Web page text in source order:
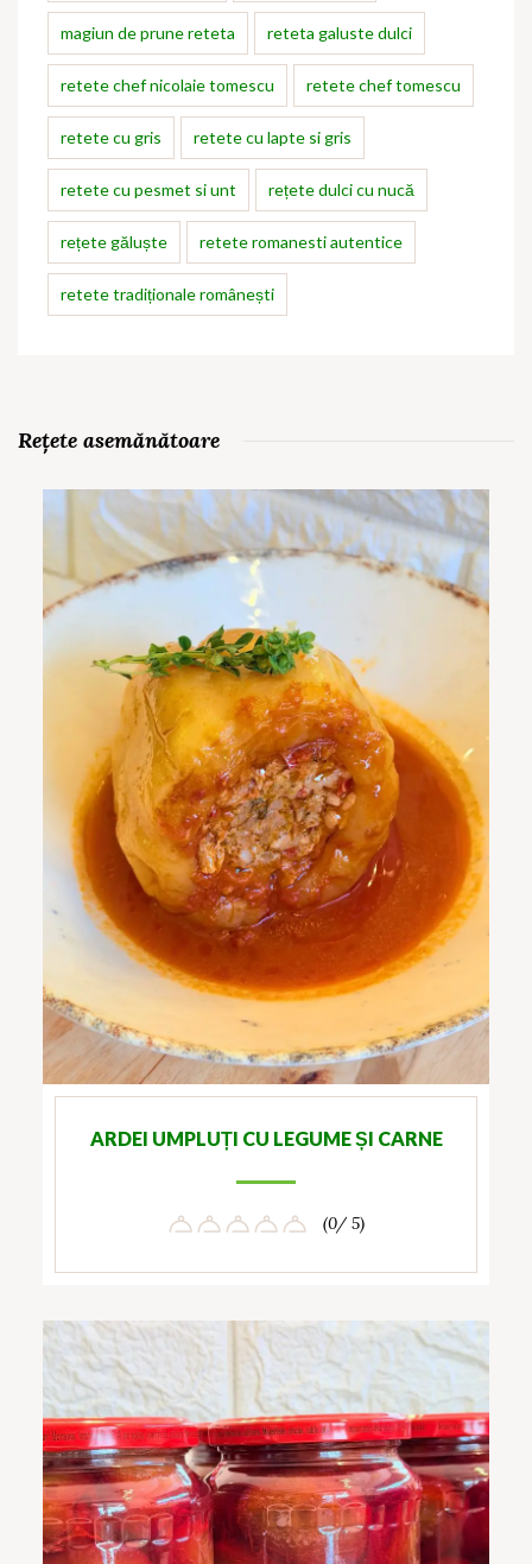
magiun de prune reteta reteta galuste dulci
retete chef nicolaie tomescu retete chef tomescu
retete cu gris retete cu lapte si gris
retete cu pesmet si unt rețete dulci cu nucă
rețete găluște retete romanesti autentice
retete tradiționale românești
Rețete asemănătoare
ARDEI UMPLUȚI CU LEGUME ȘI CARNE
(0/ 5)